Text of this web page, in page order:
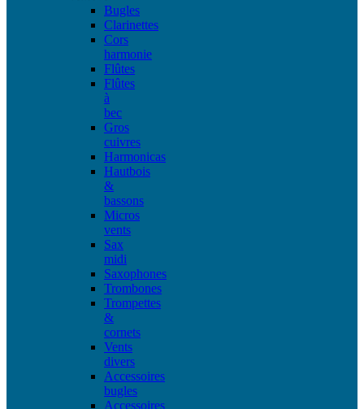
Bugles
Clarinettes
Cors
harmonie
Flûtes
Flûtes
à
bec
Gros
cuivres
Harmonicas
Hautbois
&
bassons
Micros
vents
Sax
midi
Saxophones
Trombones
Trompettes
&
cornets
Vents
divers
Accessoires
bugles
Accessoires